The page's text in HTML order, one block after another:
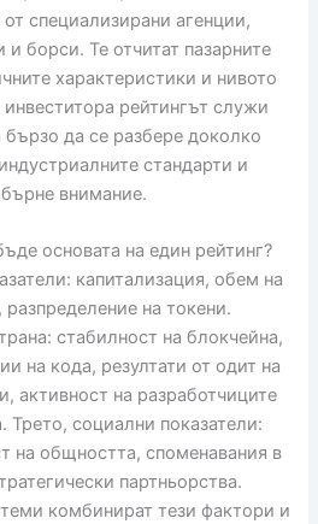
специализирани агенции,
борси. Те отчитат пазарните
характеристики и нивото
рейтингът служи
да се разбере доколко
стандарти и
внимание.
основата на един рейтинг?
капитализация, обем на
на токени.
стабилност на блокчейна,
на кода, резултати от одит на
активност на разработчиците
Трето, социални показатели:
на общността, споменавания в
партньорства.
комбинират тези фактори и